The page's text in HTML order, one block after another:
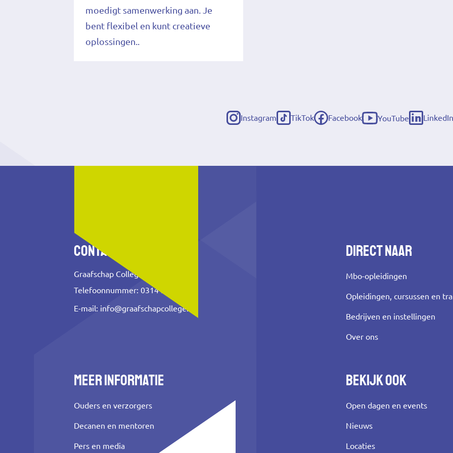
moedigt samenwerking aan. Je
bent flexibel en kunt creatieve
oplossingen..
Instagram
(externe
TikTok
(externe
Facebook
(externe
YouTube
(externe
LinkedIn
(externe
Contact
Graafschap College
Telefoonnummer: 0314 353 500
E-mail: info@graafschapcollege.nl
Direct naar
Mbo-opleidingen
Opleidingen, cursussen en
Bedrijven en instellingen
Over ons
Meer informatie
Ouders en verzorgers
Decanen en mentoren
Pers en media
Bekijk ook
Open dagen en events
Nieuws
Locaties